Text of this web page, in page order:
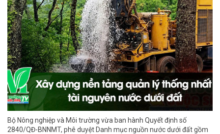
Bộ Nông nghiệp và Môi trường vừa ban hành Quyết định số
2840/QĐ-BNNMT, phê duyệt Danh mục nguồn nước dưới đất gồm